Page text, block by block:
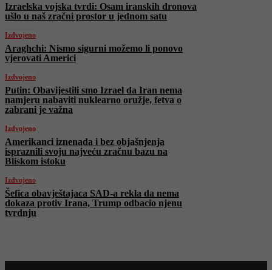
Izraelska vojska tvrdi: Osam iranskih dronova
ušlo u naš zračni prostor u jednom satu
Izdvojeno
Araghchi: Nismo sigurni možemo li ponovo
vjerovati Americi
Izdvojeno
Putin: Obavijestili smo Izrael da Iran nema
namjeru nabaviti nuklearno oružje, fetva o
zabrani je važna
Izdvojeno
Amerikanci iznenada i bez objašnjenja
ispraznili svoju najveću zračnu bazu na
Bliskom istoku
Izdvojeno
Šefica obavještajaca SAD-a rekla da nema
dokaza protiv Irana, Trump odbacio njenu
tvrdnju